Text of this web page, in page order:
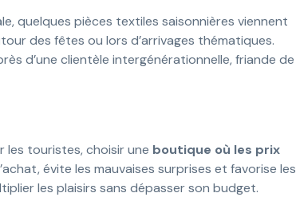
quelques pièces textiles saisonnières viennent
des fêtes ou lors d’arrivages thématiques.
d’une clientèle intergénérationnelle, friande de
les touristes, choisir une boutique où les prix
évite les mauvaises surprises et favorise les
les plaisirs sans dépasser son budget.